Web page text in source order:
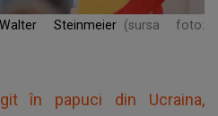
Steinmeier (sursa foto:
în papuci din Ucraina,